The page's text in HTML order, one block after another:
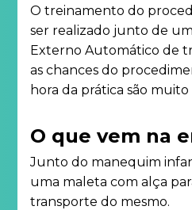
O treinamento do
ser realizado junto de
Externo Automático de
as chances do
hora da prática são muito
O que vem na
Junto do manequim
uma maleta com alça
transporte do mesmo.